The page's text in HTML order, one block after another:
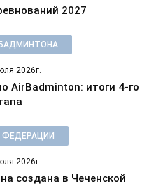
2027
2026г.
AirBadminton: итоги 4-го
ФЕДЕРАЦИИ
2026г.
создана в Чеченской